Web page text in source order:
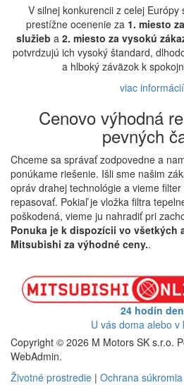
V silnej konkurencii z celej
prestížne ocenenie za 1. miesto
služieb a 2. miesto za vysokú
potvrdzujú ich vysoký štandard,
a hlboký záväzok k
viac informácií
Cenovo výhodná
pevných
Chceme sa správať zodpovedne a
ponúkame riešenie. Išli sme našim
opráv drahej technológie a vieme
repasovať. Pokiaľ je vložka filtra
poškodená, vieme ju nahradiť pri
Ponuka je k dispozícii vo všetkých
Mitsubishi za výhodné ceny..
24 hodín
U vás doma alebo v
Copyright © 2026 M Motors SK s.r.o.
WebAdmin.
Životné prostredie | Ochrana